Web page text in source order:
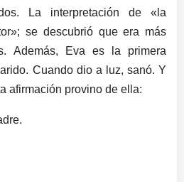
La interpretación de «la
se descubrió que era más
Además, Eva es la primera
Cuando dio a luz, sanó. Y
afirmación provino de ella: